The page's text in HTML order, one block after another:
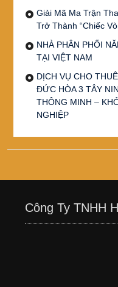
Giải Mã Ma Trận
Trở Thành “Chiếc
NHÀ PHÂN PHỐI
TẠI VIỆT NAM
DỊCH VỤ CHO
ĐỨC HÒA 3 TÂY
THÔNG MINH –
NGHIỆP
Công Ty TNHH